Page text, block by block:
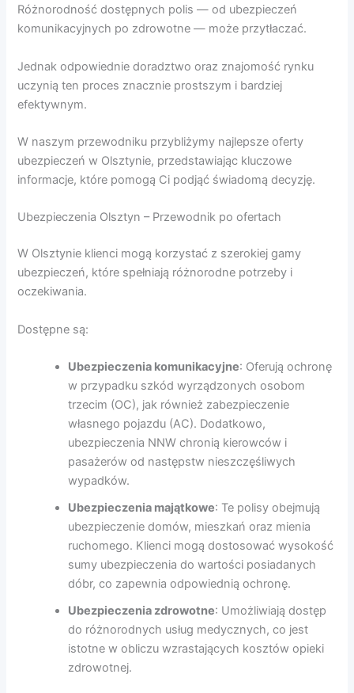
Różnorodność dostępnych polis — od ubezpieczeń
komunikacyjnych po zdrowotne — może przytłaczać.
Jednak odpowiednie doradztwo oraz znajomość rynku
uczynią ten proces znacznie prostszym i bardziej
efektywnym.
W naszym przewodniku przybliżymy najlepsze oferty
ubezpieczeń w Olsztynie, przedstawiając kluczowe
informacje, które pomogą Ci podjąć świadomą decyzję.
Ubezpieczenia Olsztyn – Przewodnik po ofertach
W Olsztynie klienci mogą korzystać z szerokiej gamy
ubezpieczeń, które spełniają różnorodne potrzeby i
oczekiwania.
Dostępne są:
Ubezpieczenia komunikacyjne: Oferują ochronę
w przypadku szkód wyrządzonych osobom
trzecim (OC), jak również zabezpieczenie
własnego pojazdu (AC). Dodatkowo,
ubezpieczenia NNW chronią kierowców i
pasażerów od następstw nieszczęśliwych
wypadków.
Ubezpieczenia majątkowe: Te polisy obejmują
ubezpieczenie domów, mieszkań oraz mienia
ruchomego. Klienci mogą dostosować wysokość
sumy ubezpieczenia do wartości posiadanych
dóbr, co zapewnia odpowiednią ochronę.
Ubezpieczenia zdrowotne: Umożliwiają dostęp
do różnorodnych usług medycznych, co jest
istotne w obliczu wzrastających kosztów opieki
zdrowotnej.